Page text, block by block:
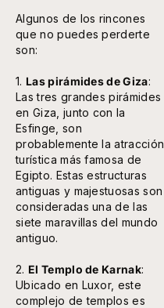
Algunos de los rincones
que no puedes perderte
son:
1. Las pirámides de Giza:
Las tres grandes pirámides
en Giza, junto con la
Esfinge, son
probablemente la atracción
turística más famosa de
Egipto. Estas estructuras
antiguas y majestuosas son
consideradas una de las
siete maravillas del mundo
antiguo.
2. El Templo de Karnak:
Ubicado en Luxor, este
complejo de templos es